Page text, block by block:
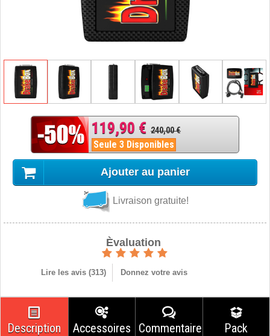
119,90 € 240,00 €
Seule 3 Disponibles
Ajouter au panier
Livraison gratuite!
Èvaluation
Lire les avis (313) Donnez votre avis
Description Accessoires Commentaires Pack